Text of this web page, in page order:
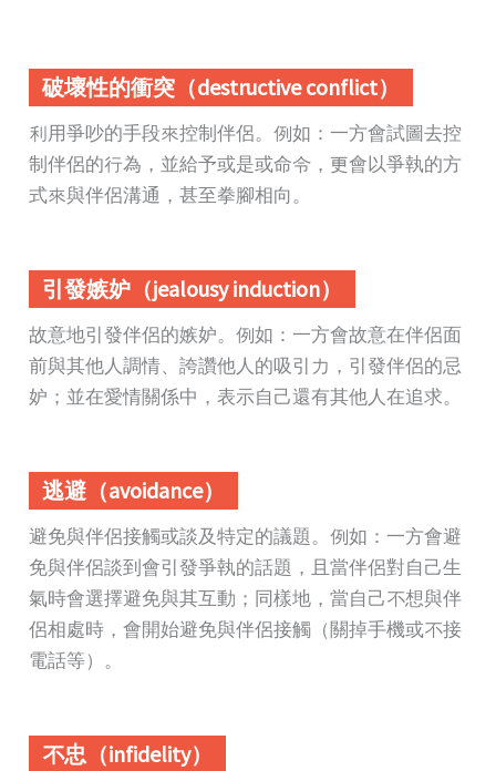
破壞性的衝突（destructive conflict）
利用爭吵的手段來控制伴侶。例如：一方會試圖去控
制伴侶的行為，並給予或是或命令，更會以爭執的方
式來與伴侶溝通，甚至拳腳相向。
引發嫉妒（jealousy induction）
故意地引發伴侶的嫉妒。例如：一方會故意在伴侶面
前與其他人調情、誇讚他人的吸引力，引發伴侶的忌
妒；並在愛情關係中，表示自己還有其他人在追求。
逃避（avoidance）
避免與伴侶接觸或談及特定的議題。例如：一方會避
免與伴侶談到會引發爭執的話題，且當伴侶對自己生
氣時會選擇避免與其互動；同樣地，當自己不想與伴
侶相處時，會開始避免與伴侶接觸（關掉手機或不接
電話等）。
不忠（infidelity）